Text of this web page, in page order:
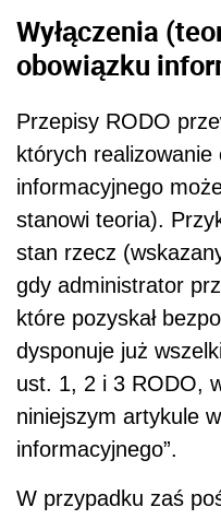
Wyłączenia
obowiązku
Przepisy RODO
których realizowanie
informacyjnego
stanowi teoria).
stan rzecz
gdy administrator
które pozyskał
dysponuje już
ust. 1, 2 i 3 RODO,
niniejszym artykule
informacyjnego”.
W przypadku zaś